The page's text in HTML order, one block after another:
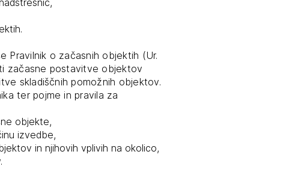
Pravilnik o začasnih objektih (Ur.
začasne postavitve objektov
skladiščnih pomožnih objektov.
ter pojme in pravila za
objekte,
izvedbe,
in njihovih vplivih na okolico,